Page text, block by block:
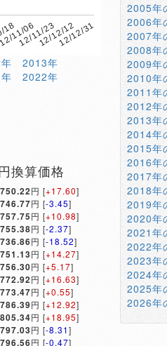
11/06
12/11/2312/12/1212/12/31
2013年
2022年
換算価格
円 [+17.60]
円 [-3.45]
円 [+10.98]
円 [-2.37]
円 [-18.52]
円 [+14.27]
円 [+5.17]
円 [+16.63]
円 [+0.55]
円 [+12.92]
円 [+18.95]
円 [-8.31]
円 [-0.47]
2005年
2006年
2007年
2008年
2009年
2010年
2011年
2012年
2013年
2014年
2015年
2016年
2017年
2018年
2019年
2020年
2021年
2022年
2023年
2024年
2025年
2026年